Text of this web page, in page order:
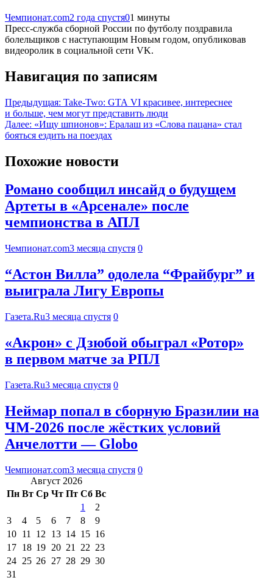
Чемпионат.com2 года спустя01 минуты
Пресс-служба сборной России по футболу поздравила
болельщиков с наступающим Новым годом, опубликовав
видеоролик в социальной сети VK.
Навигация по записям
Предыдущая: Take-Two: GTA VI красивее, интереснее
и больше, чем могут представить люди
Далее: «Ищу шпионов»: Ералаш из «Слова пацана» стал
бояться ездить на поездах
Похожие новости
Романо сообщил инсайд о будущем
Артеты в «Арсенале» после
чемпионства в АПЛ
Чемпионат.com3 месяца спустя 0
“Астон Вилла” одолела “Фрайбург” и
выиграла Лигу Европы
Газета.Ru3 месяца спустя 0
«Акрон» с Дзюбой обыграл «Ротор»
в первом матче за РПЛ
Газета.Ru3 месяца спустя 0
Неймар попал в сборную Бразилии на
ЧМ‑2026 после жёстких условий
Анчелотти — Globo
Чемпионат.com3 месяца спустя 0
Август 2026
Пн Вт Ср Чт Пт Сб Вс
1
2
3
4 5 6 7 8
9
10 11 12 13 14 15 16
17 18 19 20 21 22 23
24 25 26 27 28 29 30
31